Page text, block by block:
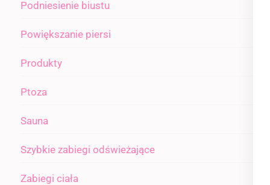
Podniesienie biustu
Powiększanie piersi
Produkty
Ptoza
Sauna
Szybkie zabiegi odświeżające
Zabiegi ciała